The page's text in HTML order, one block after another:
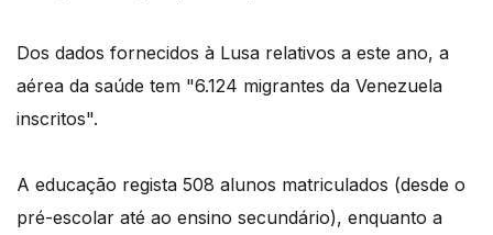
Dos dados fornecidos à Lusa relativos a este ano, a
aérea da saúde tem "6.124 migrantes da Venezuela
inscritos".
A educação regista 508 alunos matriculados (desde o
pré-escolar até ao ensino secundário), enquanto a